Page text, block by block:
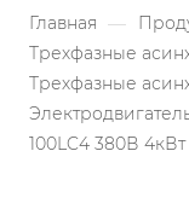
Главная —
Трехфазные
Трехфазные
100LC4 380В